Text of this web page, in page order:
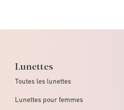
Lunettes
Toutes les lunettes
Lunettes pour femmes